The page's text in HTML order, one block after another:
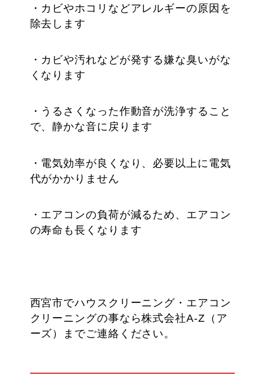
・カビやホコリなどアレルギーの原因を
除去します
・カビや汚れなどが発する嫌な臭いがな
くなります
・うるさくなった作動音が洗浄すること
で、静かな音に戻ります
・電気効率が良くなり、必要以上に電気
代がかかりません
・エアコンの負荷が減るため、エアコン
の寿命も長くなります
西宮市でハウスクリーニング・エアコン
クリーニングの事なら株式会社A-Z（ア
ーズ）までご連絡ください。